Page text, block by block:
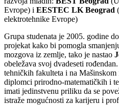
Evrope) i EESTEC LK Beograd
elektrotehnike Evrope)
Grupa studenata je 2005. godine
projekat kako bi pomogla
mozgova iz zemlje, tako je nastao
obeležava svoj dvadeseti
tehničkih fakulteta i na Mašinskom
diplomci prirodno-matematičkih i
imati jedinstvenu priliku da se
istraže mogućnosti za karijeru i